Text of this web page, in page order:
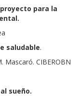
proyecto para la
saludable.
Mascaró. CIBEROBN
sueño.